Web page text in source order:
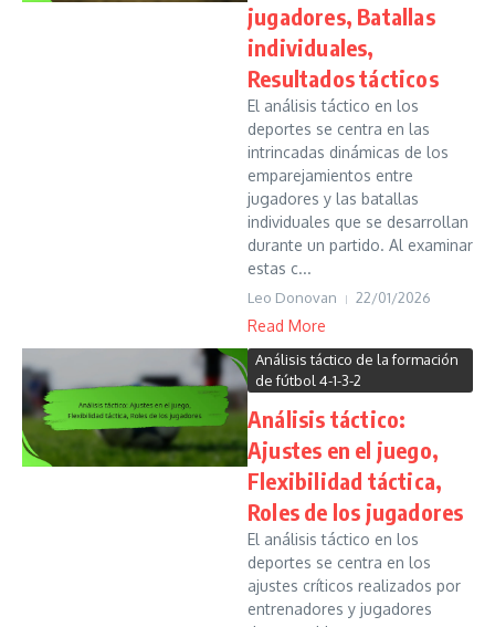
jugadores, Batallas
individuales,
Resultados tácticos
El análisis táctico en los
deportes se centra en las
intrincadas dinámicas de los
emparejamientos entre
jugadores y las batallas
individuales que se desarrollan
durante un partido. Al examinar
estas c...
Leo Donovan 22/01/2026
Read More
Análisis táctico de la formación
de fútbol 4-1-3-2
Análisis táctico:
Ajustes en el juego,
Flexibilidad táctica,
Roles de los jugadores
El análisis táctico en los
deportes se centra en los
ajustes críticos realizados por
entrenadores y jugadores